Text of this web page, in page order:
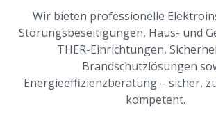
Wir bieten professionelle
Störungsbeseitigungen, Haus- und
THER-Einrichtungen,
Brandschutzlösungen
Energieeffizienzberatung – sicher,
kompetent.